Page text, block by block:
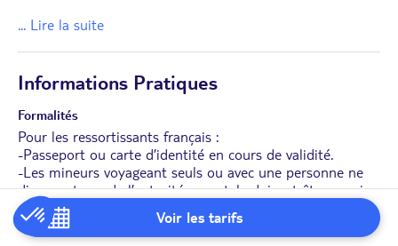
Voir les tarifs
... Lire la suite
Informations Pratiques
Formalités
Pour les ressortissants français :
-Passeport ou carte d’identité en cours de validité.
-Les mineurs voyageant seuls ou avec une personne ne
disposant pas de l’autorité parentale doivent être munis
d’une autorisation de sortie de territoire.
-En cas de transit certains pays peuvent demander des